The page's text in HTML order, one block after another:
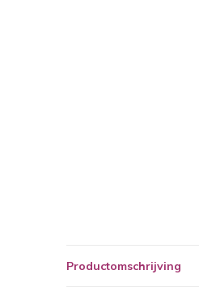
Productomschrijving